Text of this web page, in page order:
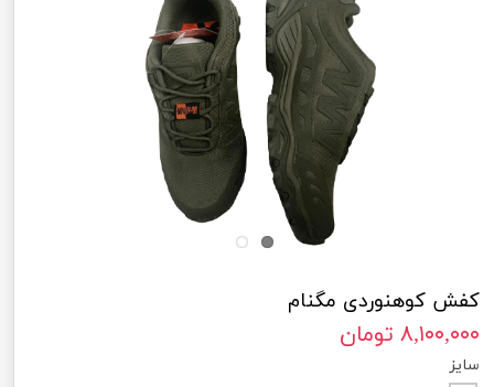
کفش کوهنوردی مگنام
۸,۱۰۰,۰۰۰ تومان
سایز